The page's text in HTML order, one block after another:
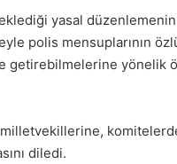
yasal
polis mensuplarının
getirebilmelerine yönelik
milletvekillerine,
diledi.
1 Aralık Pazartesi
Medya manşetleri